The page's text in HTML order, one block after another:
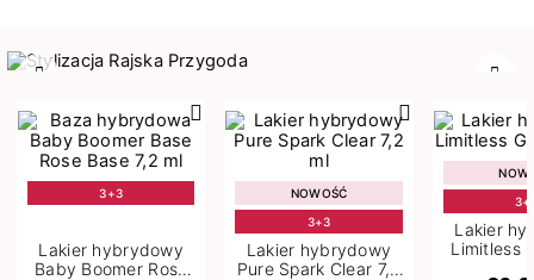
3+3
Lakier hybrydowy
Baby Boomer Rose
NOWOŚĆ
3+3
Lakier hybrydowy
Pure Spark Clear 7,2
Lakier
Limitless